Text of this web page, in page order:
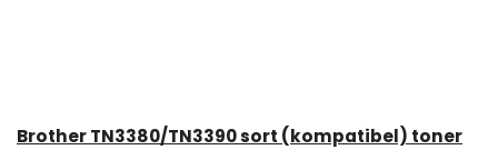
Brother TN3380/TN3390 sort (kompatibel) toner